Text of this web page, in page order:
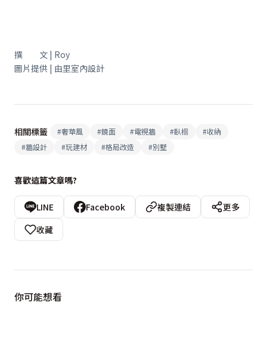
撰 文 | Roy
圖片提供 | 由里室內設計
相關標籤 #奢華風 #鏡面 #電視牆 #臥榻 #收納
#牆設計 #玩建材 #格局改造 #別墅
喜歡這篇文章嗎?
LINE Facebook 複製連結
更多
收藏
你可能想看